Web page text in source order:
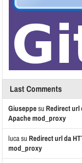
Last Comments
Giuseppesu Redirect url
Apache mod_proxy
luca su Redirect url da
mod_proxy